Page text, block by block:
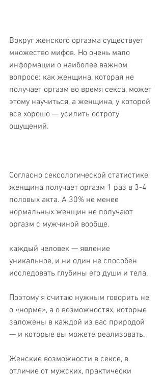
Вокруг женского оргазма существует
множество мифов. Но очень мало
информации о наиболее важном
вопросе: как женщина, которая не
получает оргазм во время секса, может
этому научиться, а женщина, у которой
все хорошо — усилить остроту
ощущений.
Согласно сексологической статистике
женщина получает оргазм 1 раз в 3-4
половых акта. А 30% не менее
нормальных женщин не получают
оргазм с мужчиной вообще.
каждый человек — явление
уникальное, и ни один не способен
исследовать глубины его души и тела.
Поэтому я считаю нужным говорить не
о «норме», а о возможностях, которые
заложены в каждой из вас природой
— и которые вы можете реализовать.
Женские возможности в сексе, в
отличие от мужских, практически